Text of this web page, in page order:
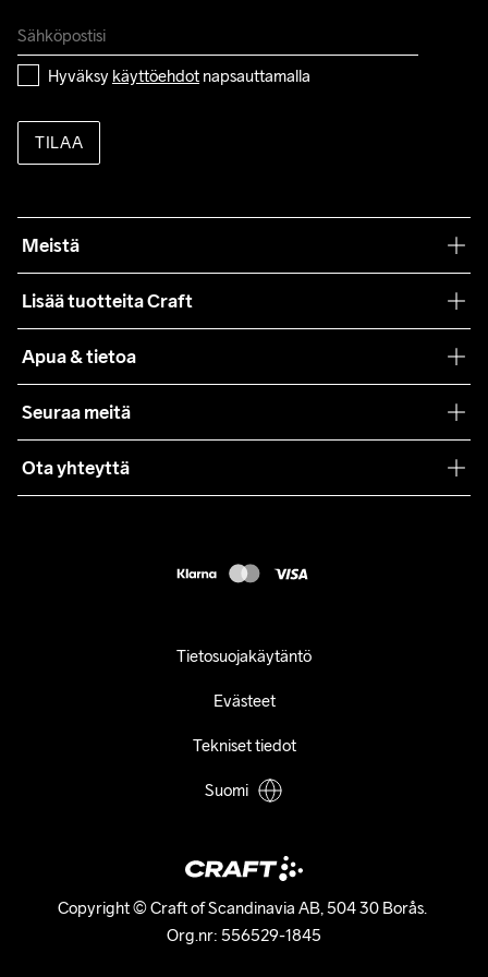
Hyväksy käyttöehdot napsauttamalla
TILAA
Meistä
Lisää tuotteita Craft
Yhteistyöt
Lehdistö
Apua & tietoa
Käyttöehdot
Asiakaspalvelu
Seuraa meitä
Ota yhteyttä
Copyright © Craft of Scandinavia AB, 504 30 Borås.
Org.nr: 556529-1845
Tietosuojakäytäntö
Evästeet
Tekniset tiedot
Suomi